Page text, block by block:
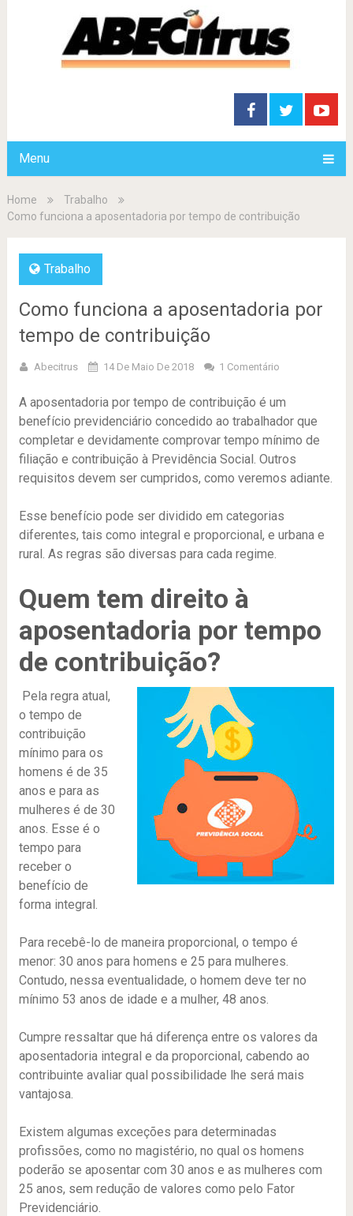
Menu
Home
Trabalho
Como funciona a aposentadoria por tempo de contribuição
Trabalho
Como funciona a aposentadoria por
tempo de contribuição
Abecitrus 14 De Maio De 2018 1 Comentário
A aposentadoria por tempo de contribuição é um
benefício previdenciário concedido ao trabalhador que
completar e devidamente comprovar tempo mínimo de
filiação e contribuição à Previdência Social. Outros
requisitos devem ser cumpridos, como veremos adiante.
Esse benefício pode ser dividido em categorias
diferentes, tais como integral e proporcional, e urbana e
rural. As regras são diversas para cada regime.
Quem tem direito à
aposentadoria por tempo
de contribuição?
Pela regra atual,
o tempo de
contribuição
mínimo para os
homens é de 35
anos e para as
mulheres é de 30
anos. Esse é o
tempo para
receber o
benefício de
forma integral.
Para recebê-lo de maneira proporcional, o tempo é
menor: 30 anos para homens e 25 para mulheres.
Contudo, nessa eventualidade, o homem deve ter no
mínimo 53 anos de idade e a mulher, 48 anos.
Cumpre ressaltar que há diferença entre os valores da
aposentadoria integral e da proporcional, cabendo ao
contribuinte avaliar qual possibilidade lhe será mais
vantajosa.
Existem algumas exceções para determinadas
profissões, como no magistério, no qual os homens
poderão se aposentar com 30 anos e as mulheres com
25 anos, sem redução de valores como pelo Fator
Previdenciário.